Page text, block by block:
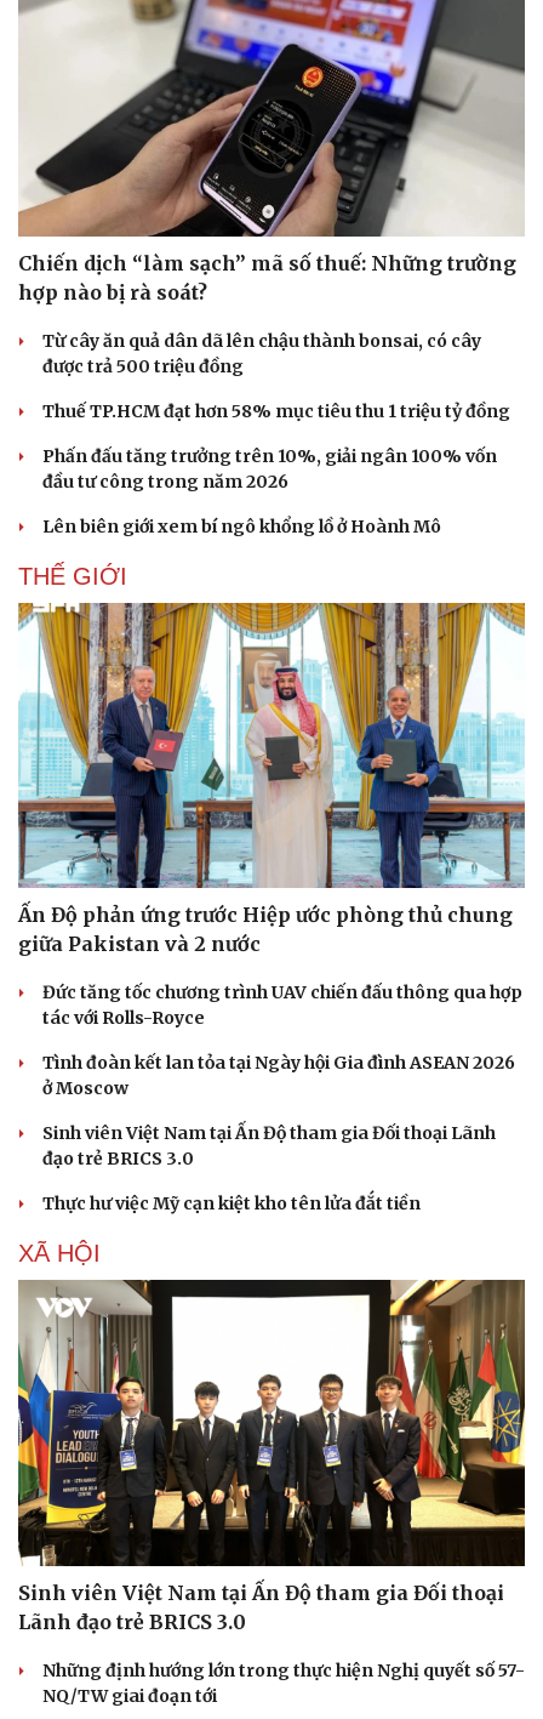
Thể thao
Lịch thi đấu bóng đá
eSports
Hậu trường
Xe máy
Doanh nghiệp
Chiến dịch “làm sạch” mã số thuế: Những trường
hợp nào bị rà soát?
Từ cây ăn quả dân dã lên chậu thành bonsai, có cây
được trả 500 triệu đồng
Thuế TP.HCM đạt hơn 58% mục tiêu thu 1 triệu tỷ đồng
Phấn đấu tăng trưởng trên 10%, giải ngân 100% vốn
đầu tư công trong năm 2026
Lên biên giới xem bí ngô khổng lồ ở Hoành Mô
THẾ GIỚI
Ấn Độ phản ứng trước Hiệp ước phòng thủ chung
giữa Pakistan và 2 nước
Đức tăng tốc chương trình UAV chiến đấu thông qua hợp
tác với Rolls-Royce
Tình đoàn kết lan tỏa tại Ngày hội Gia đình ASEAN 2026
ở Moscow
Sinh viên Việt Nam tại Ấn Độ tham gia Đối thoại Lãnh
đạo trẻ BRICS 3.0
Thực hư việc Mỹ cạn kiệt kho tên lửa đắt tiền
XÃ HỘI
Sinh viên Việt Nam tại Ấn Độ tham gia Đối thoại
Lãnh đạo trẻ BRICS 3.0
Những định hướng lớn trong thực hiện Nghị quyết số 57-
NQ/TW giai đoạn tới